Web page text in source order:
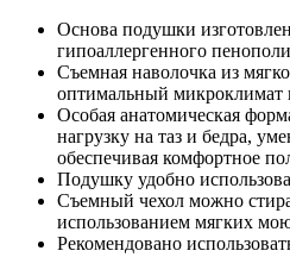
Основа подушки
гипоаллергенного
Съемная наволочка из
оптимальный микроклимат
Особая анатомическая
нагрузку на таз и бедра,
обеспечивая комфортное
Подушку удобно
Съемный чехол можно
использованием мягких
Рекомендовано